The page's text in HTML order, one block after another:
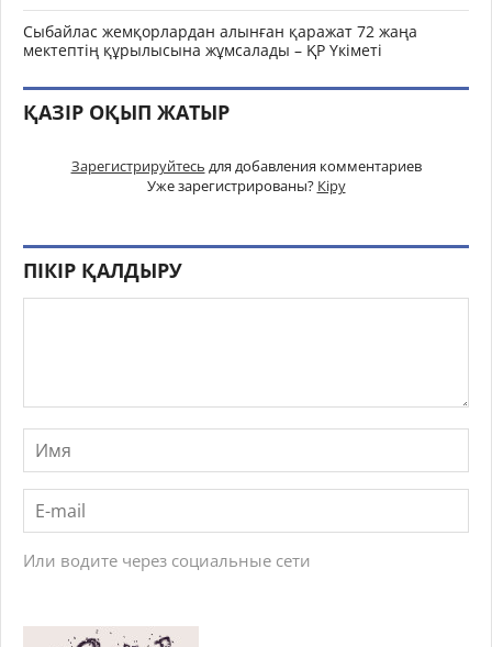
Сыбайлас жемқорлардан алынған қаражат 72 жаңа
мектептің құрылысына жұмсалады – ҚР Үкіметі
ҚАЗІР ОҚЫП ЖАТЫР
Зарегистрируйтесь для добавления комментариев
Уже зарегистрированы? Кіру
ПІКІР ҚАЛДЫРУ
Или водите через социальные сети